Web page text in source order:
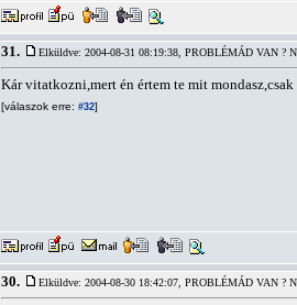
31. Elküldve: 2004-08-31 08:19:38, PROBLÉMÁD VAN ?
Kár vitatkozni,mert én értem te mit
[válaszok erre: #32]
30. Elküldve: 2004-08-30 18:42:07, PROBLÉMÁD VAN ?